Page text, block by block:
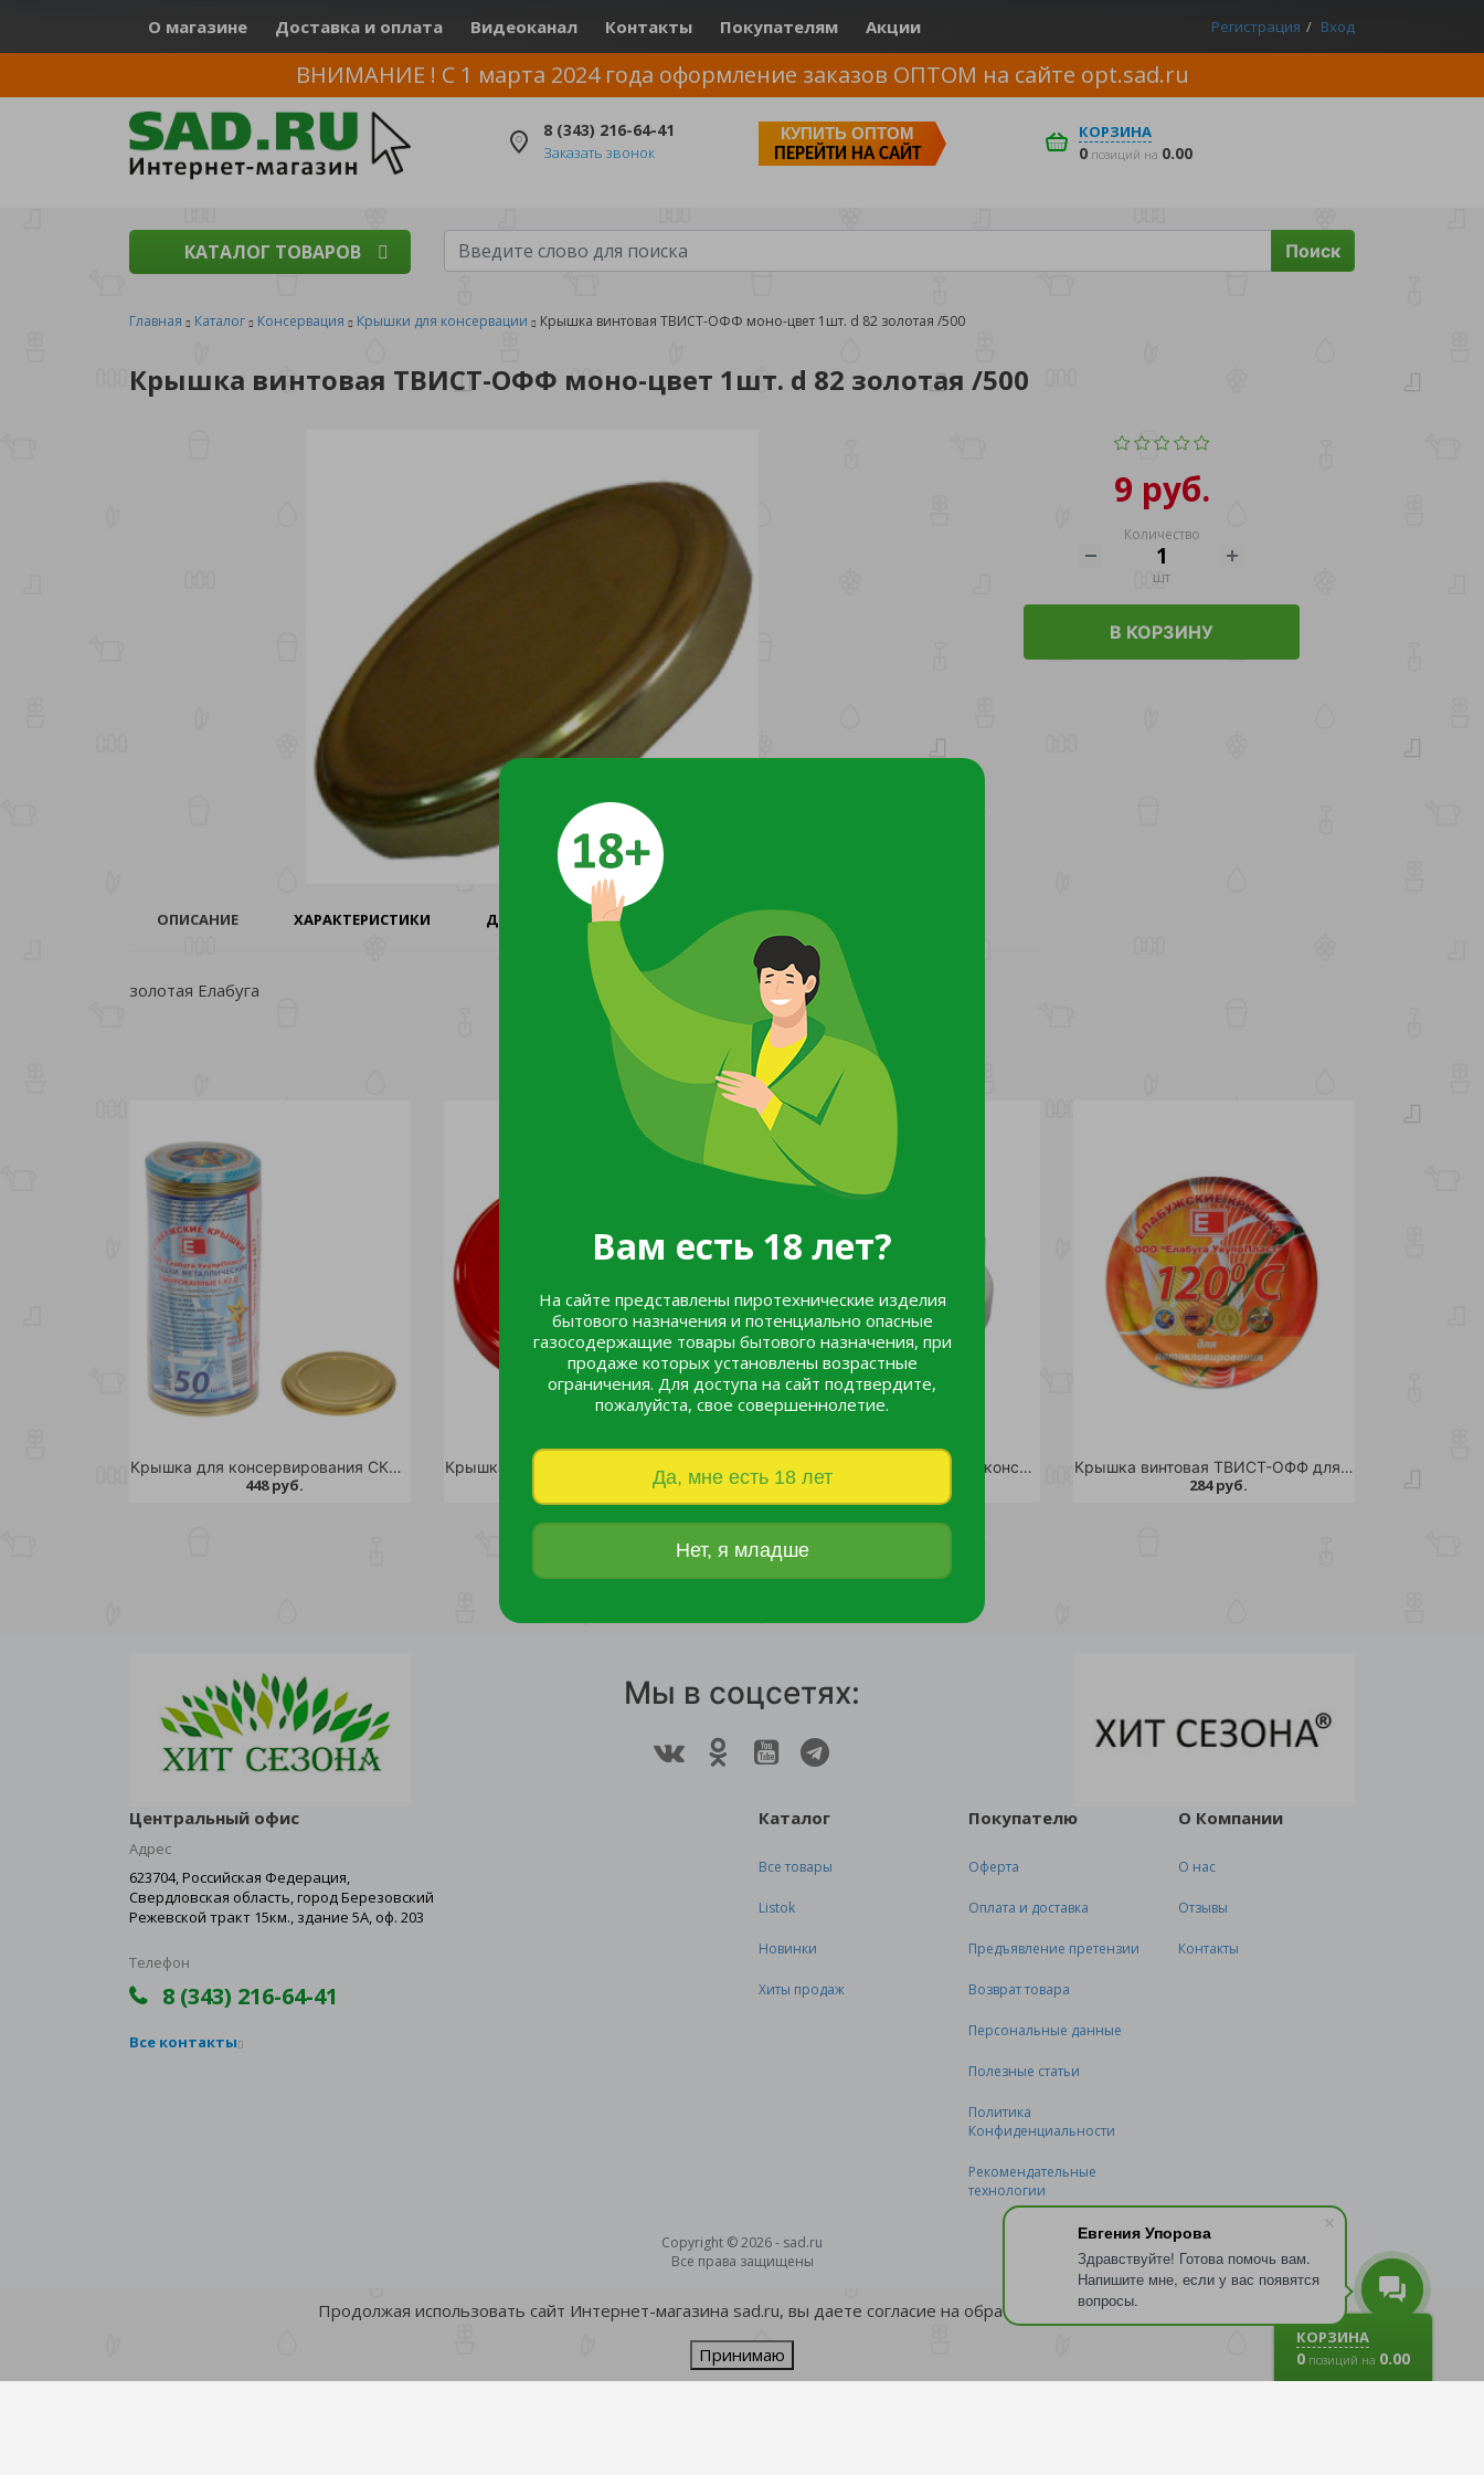
Евгения Упорова
Здравствуйте! Готова помочь вам.
Напишите мне, если у вас появятся
вопросы.
Вам есть 18 лет?
На сайте представлены пиротехнические изделия
бытового назначения и потенциально опасные
газосодержащие товары бытового назначения, при
продаже которых установлены возрастные
ограничения. Для доступа на сайт подтвердите,
пожалуйста, свое совершеннолетие.
Да, мне есть 18 лет
Нет, я младше
О магазине Доставка и оплата Видеоканал Контакты Покупателям Акции Регистрация Вход
ВНИМАНИЕ ! С 1 марта 2024 года оформление заказов ОПТОМ на сайте opt.sad.ru
8 (343) 216-64-41
Заказать звонок
КУПИТЬ ОПТОМ
ПЕРЕЙТИ НА САЙТ
КОРЗИНА
0 позиций на 0.00
КАТАЛОГ ТОВАРОВ Поиск
Главная Каталог Консервация Крышки для консервации Крышка винтовая ТВИСТ-ОФФ моно-цвет 1шт. d 82 золотая /500
Крышка винтовая ТВИСТ-ОФФ моно-цвет 1шт. d 82 золотая /500
9 руб.
Количество
шт
В КОРЗИНУ
ОПИСАНИЕ ХАРАКТЕРИСТИКИ ДОКУМЕНТЫ И СЕРТИФИКАТЫ 1
золотая Елабуга
Крышка для консервирования СКО ЕЛАБУГА 50шт /12
448 руб.
Крышка полиэтиленовая для консервации сливная d 82 /200 Крышка винтовая ТВИСТ-ОФФ для автоклавирования d-82 20шт /12
284 руб.
КОРЗИНА
0 позиций на 0.00
Мы в соцсетях:
Центральный офис
Адрес
623704, Российская Федерация,
Свердловская область, город Березовский
Режевской тракт 15км., здание 5А, оф. 203
Телефон
8 (343) 216-64-41
Все контакты
Каталог
Все товары
Listok
Новинки
Хиты продаж
Покупателю
Оферта
Оплата и доставка
Предъявление претензии
Возврат товара
Персональные данные
Полезные статьи
Политика
Конфиденциальности
Рекомендательные
технологии
О Компании
О нас
Отзывы
Контакты
Copyright © 2026 - sad.ru
Все права защищены
Продолжая использовать сайт Интернет-магазина sad.ru, вы даете согласие на обработку файловcookie
Принимаю